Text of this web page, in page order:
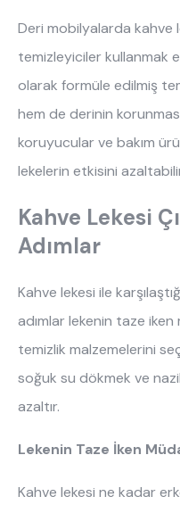
Deri mobilyalarda kahve
temizleyiciler kullanmak
olarak formüle edilmiş
hem de derinin
koruyucular ve bakım
lekelerin etkisini
Kahve Lekesi
Adımlar
Kahve lekesi ile
adımlar lekenin taze
temizlik malzemelerini
soğuk su dökmek ve
azaltır.
Lekenin Taze İken
Kahve lekesi ne kadar